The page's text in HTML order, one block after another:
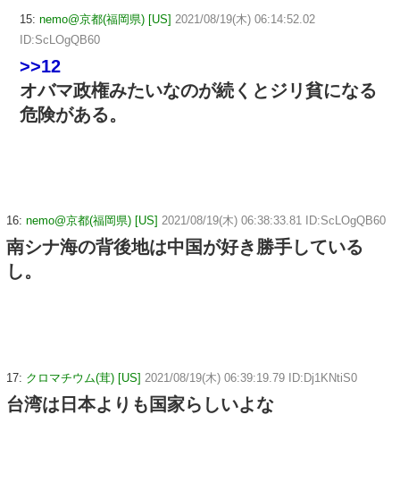
15: nemo@京都(福岡県) [US] 2021/08/19(木) 06:14:52.02
ID:ScLOgQB60
>>12
オバマ政権みたいなのが続くとジリ貧になる
危険がある。
16: nemo@京都(福岡県) [US] 2021/08/19(木) 06:38:33.81 ID:ScLOgQB60
南シナ海の背後地は中国が好き勝手している
し。
17: クロマチウム(茸) [US] 2021/08/19(木) 06:39:19.79 ID:Dj1KNtiS0
台湾は日本よりも国家らしいよな